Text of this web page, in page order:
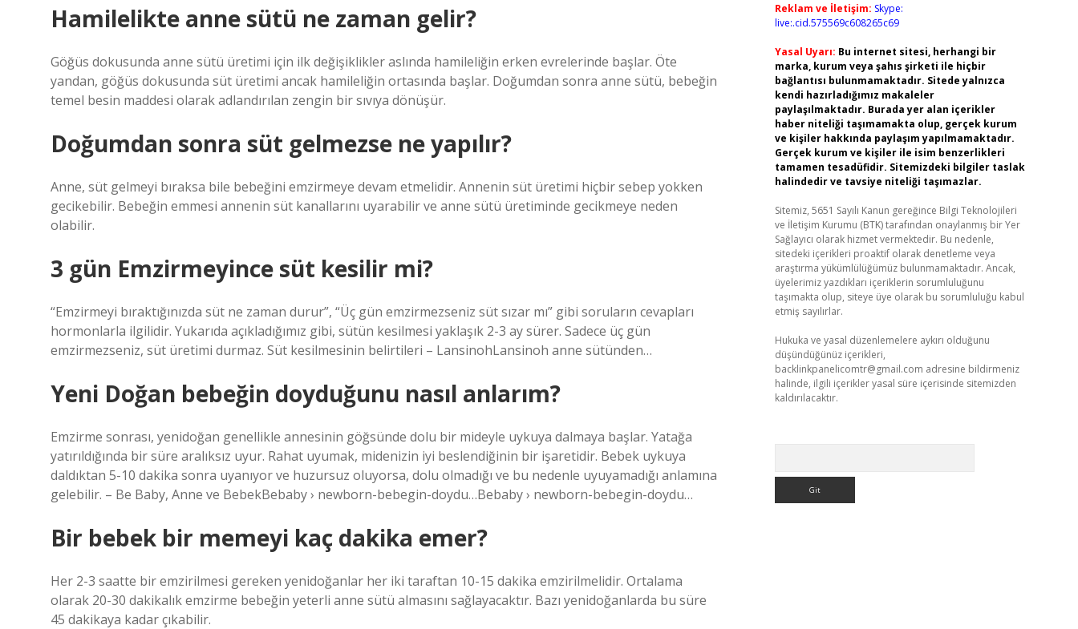
Hamilelikte anne sütü ne zaman gelir?
Göğüs dokusunda anne sütü üretimi için ilk değişiklikler aslında hamileliğin erken evrelerinde başlar. Öte
yandan, göğüs dokusunda süt üretimi ancak hamileliğin ortasında başlar. Doğumdan sonra anne sütü, bebeğin
temel besin maddesi olarak adlandırılan zengin bir sıvıya dönüşür.
Doğumdan sonra süt gelmezse ne yapılır?
Anne, süt gelmeyi bıraksa bile bebeğini emzirmeye devam etmelidir. Annenin süt üretimi hiçbir sebep yokken
gecikebilir. Bebeğin emmesi annenin süt kanallarını uyarabilir ve anne sütü üretiminde gecikmeye neden
olabilir.
3 gün Emzirmeyince süt kesilir mi?
“Emzirmeyi bıraktığınızda süt ne zaman durur”, “Üç gün emzirmezseniz süt sızar mı” gibi soruların cevapları
hormonlarla ilgilidir. Yukarıda açıkladığımız gibi, sütün kesilmesi yaklaşık 2-3 ay sürer. Sadece üç gün
emzirmezseniz, süt üretimi durmaz. Süt kesilmesinin belirtileri – LansinohLansinoh anne sütünden…
Yeni Doğan bebeğin doyduğunu nasıl anlarım?
Emzirme sonrası, yenidoğan genellikle annesinin göğsünde dolu bir mideyle uykuya dalmaya başlar. Yatağa
yatırıldığında bir süre aralıksız uyur. Rahat uyumak, midenizin iyi beslendiğinin bir işaretidir. Bebek uykuya
daldıktan 5-10 dakika sonra uyanıyor ve huzursuz oluyorsa, dolu olmadığı ve bu nedenle uyuyamadığı anlamına
gelebilir. – Be Baby, Anne ve BebekBebaby › newborn-bebegin-doydu…Bebaby › newborn-bebegin-doydu…
Bir bebek bir memeyi kaç dakika emer?
Her 2-3 saatte bir emzirilmesi gereken yenidoğanlar her iki taraftan 10-15 dakika emzirilmelidir. Ortalama
olarak 20-30 dakikalık emzirme bebeğin yeterli anne sütü almasını sağlayacaktır. Bazı yenidoğanlarda bu süre
45 dakikaya kadar çıkabilir.
Reklam ve İletişim: Skype:
live:.cid.575569c608265c69
Yasal Uyarı: Bu internet sitesi, herhangi bir
marka, kurum veya şahıs şirketi ile hiçbir
bağlantısı bulunmamaktadır. Sitede yalnızca
kendi hazırladığımız makaleler
paylaşılmaktadır. Burada yer alan içerikler
haber niteliği taşımamakta olup, gerçek kurum
ve kişiler hakkında paylaşım yapılmamaktadır.
Gerçek kurum ve kişiler ile isim benzerlikleri
tamamen tesadüfidir. Sitemizdeki bilgiler taslak
halindedir ve tavsiye niteliği taşımazlar.
Sitemiz, 5651 Sayılı Kanun gereğince Bilgi Teknolojileri
ve İletişim Kurumu (BTK) tarafından onaylanmış bir Yer
Sağlayıcı olarak hizmet vermektedir. Bu nedenle,
sitedeki içerikleri proaktif olarak denetleme veya
araştırma yükümlülüğümüz bulunmamaktadır. Ancak,
üyelerimiz yazdıkları içeriklerin sorumluluğunu
taşımakta olup, siteye üye olarak bu sorumluluğu kabul
etmiş sayılırlar.
Hukuka ve yasal düzenlemelere aykırı olduğunu
düşündüğünüz içerikleri,
backlinkpanelicomtr@gmail.com adresine bildirmeniz
halinde, ilgili içerikler yasal süre içerisinde sitemizden
kaldırılacaktır.